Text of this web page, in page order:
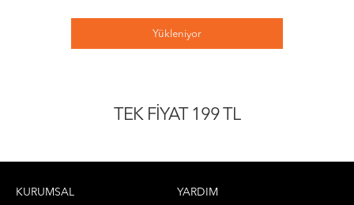
Yükleniyor
TEK FİYAT 199 TL
KURUMSAL YARDIM